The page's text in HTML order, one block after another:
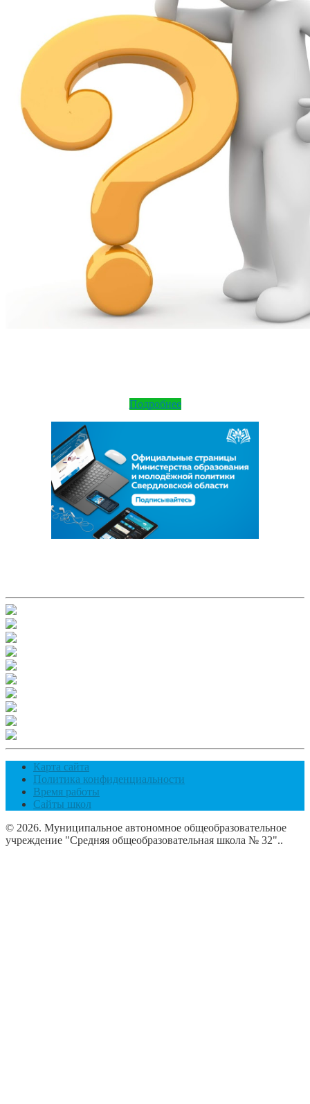
Подробнее
Карта сайта
Политика конфиденциальности
Время работы
Сайты школ
© 2026. Муниципальное автономное общеобразовательное
учреждение "Средняя общеобразовательная школа № 32"..